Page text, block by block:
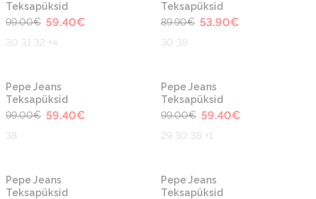
Teksapüksid
99.00€ 59.40€
30 31 32 +4
Teksapüksid
89.90€ 53.90€
30 38
-40%
Pepe Jeans
Teksapüksid
99.00€ 59.40€
38
-40%
Pepe Jeans
Teksapüksid
99.00€ 59.40€
29 30 38 +1
-40%
Pepe Jeans
Teksapüksid
-30%
Pepe Jeans
Teksapüksid